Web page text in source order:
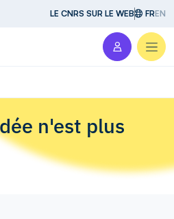
LE CNRS SUR LE WEB FREN
n'est plus